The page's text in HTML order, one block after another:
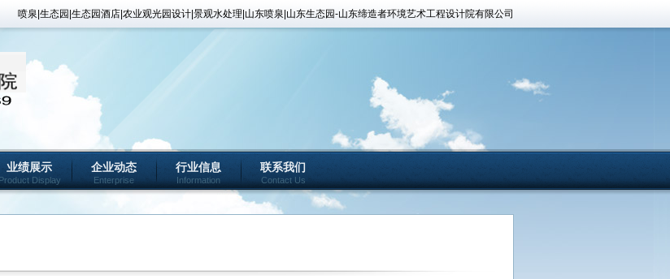
喷泉|生态园|生态园酒店|农业观光园设计|景观水处理|山东喷泉|山东生态园-山东缔造者环境艺术工程设计院有限公司
业绩展示
Product Display
企业动态
Enterprise
行业信息
Information
联系我们
Contact Us